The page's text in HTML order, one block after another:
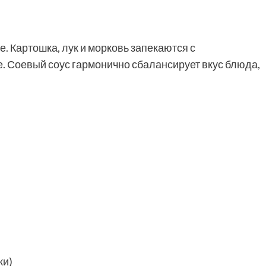
Картошка, лук и морковь запекаются с
соус гармонично сбалансирует вкус блюда,